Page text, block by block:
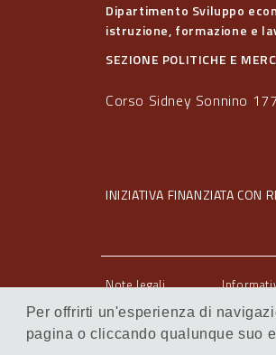
Per offrirti un'esperienza di
pagina o cliccando qualunque suo
Dipartimento Sviluppo
istruzione, formazione e
SEZIONE POLITICHE E
Corso Sidney Sonnino
INIZIATIVA FINANZIATA
Note legali
Servizi Intranet